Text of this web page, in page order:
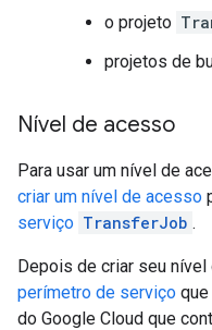
o projeto
projetos de
Nível de acesso
Para usar um nível de
criar um nível de acesso
serviço TransferJob .
Depois de criar seu nível
perímetro de serviço
do Google Cloud que